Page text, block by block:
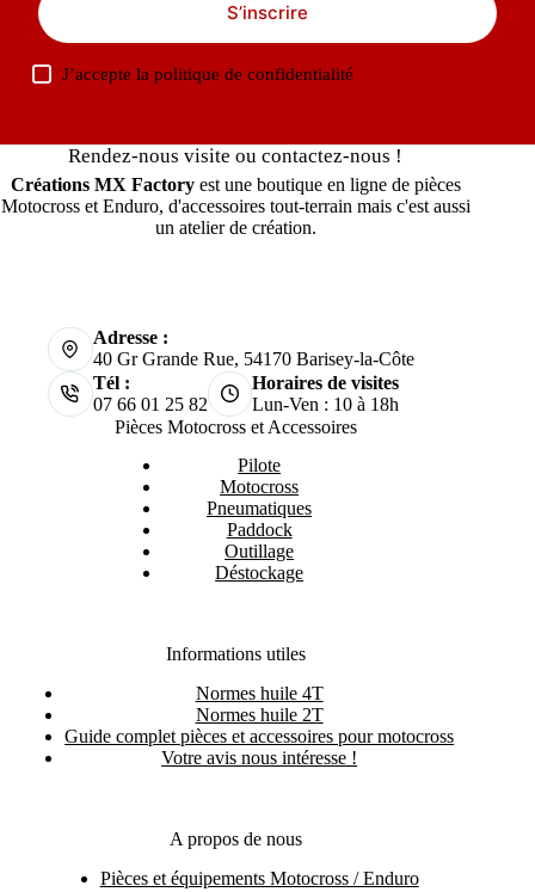
S’inscrire
J’accepte lapolitique de confidentialité
Rendez-nous visite ou contactez-nous !
Créations MX Factoryest une boutique en ligne de pièces
Motocross et Enduro, d'accessoires tout-terrain mais c'est aussi
un atelier de création.
Adresse :
40 Gr Grande Rue, 54170 Barisey-la-Côte
Tél :
07 66 01 25 82
Horaires de visites
Lun-Ven : 10 à 18h
Pièces Motocross et Accessoires
Pilote
Motocross
Pneumatiques
Paddock
Outillage
Déstockage
Informations utiles
Normes huile 4T
Normes huile 2T
Guide complet pièces et accessoires pour motocross
Votre avis nous intéresse !
A propos de nous
Pièces et équipements Motocross / Enduro